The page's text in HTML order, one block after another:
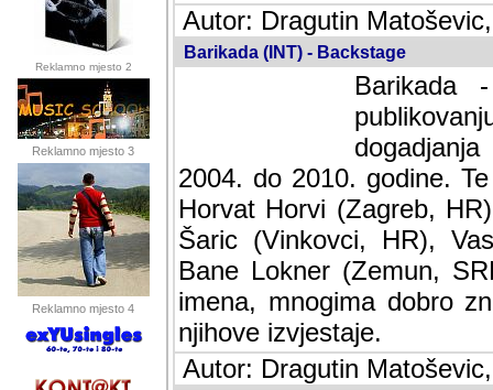
Reklamno mjesto 2
Reklamno mjesto 3
Reklamno mjesto 4
Autor: Dragutin
Barikada (INT) - Backstage
Barikada
2004. do 2010. godine.
Horvat Horvi (Zagreb,
Šaric (Vinkovci, HR),
Bane Lokner (Zemun,
imena, mnogima dobro
njihove izvjestaje.
Autor: Dragutin